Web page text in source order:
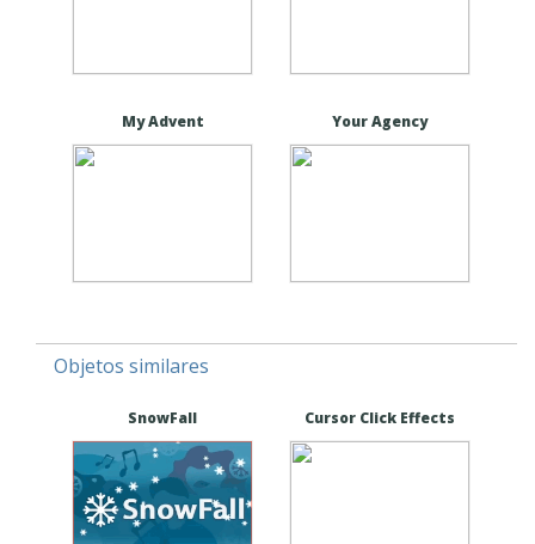
My Advent Your Agency
Objetos similares
SnowFall Cursor Click Effects